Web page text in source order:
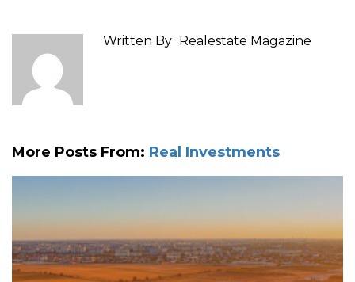
Written By Realestate Magazine
More Posts From: Real Investments